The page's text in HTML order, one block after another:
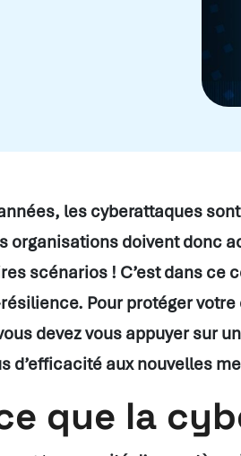
les cyberattaques
organisations doivent donc
scénarios ! C’est dans ce
Pour protéger
devez vous appuyer sur
d’efficacité aux nouvelles
que la